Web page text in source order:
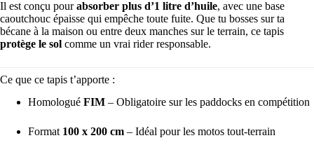
Il est conçu pourabsorber plus d’1 litre d’huile, avec une base
caoutchouc épaisse qui empêche toute fuite. Que tu bosses sur ta
bécane à la maison ou entre deux manches sur le terrain, ce tapis
protège le sol comme un vrai rider responsable.
Ce que ce tapis t’apporte :
Homologué FIM – Obligatoire sur les paddocks en compétition
Format 100 x 200 cm – Idéal pour les motos tout-terrain